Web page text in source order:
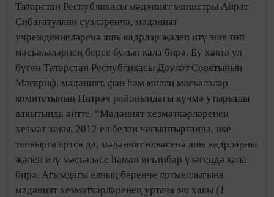
Татарстан Республикасы мәдәният министры Айрат
Сибагатуллин сүзләренчә, мәдәният
учреждениеләренә яшь кадрлар җәлеп итү эше төп
мәсьәләләрнең берсе булып кала бирә. Бу хакта ул
бүген Татарстан Республикасы Дәүләт Советының
Мәгариф, мәдәният, фән һәм милли мәсьәләләр
комитетының Питрәч районындагы күчмә утырышы
вакытында әйтте. “Мәдәният хезмәткәрләренең
хезмәт хакы, 2012 ел белән чагыштырганда, ике
тапкырга артса да, мәдәният өлкәсенә яшь кадрларны
җәлеп итү мәсьәләсе һаман игътибар үзәгендә кала
бирә. Агымдагы елның беренче яртыеллыгына
мәдәният хезмәткәрләренең уртача эш хакы (1